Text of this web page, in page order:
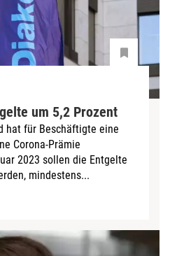
um 5,2 Prozent
hat für Beschäftigte eine
Corona-Prämie
2023 sollen die Entgelte
mindestens...